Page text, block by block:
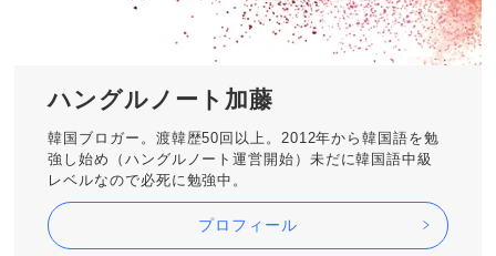
ハングルノート加藤
韓国ブロガー。渡韓歴50回以上。2012年から韓国語を勉
強し始め（ハングルノート運営開始）未だに韓国語中級
レベルなので必死に勉強中。
プロフィール